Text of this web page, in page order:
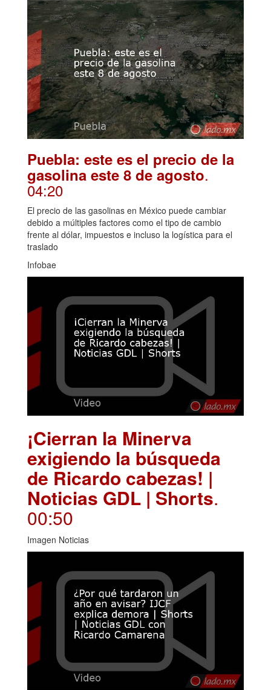
Puebla: este es el precio de la
gasolina este 8 de agosto.
04:20
El precio de las gasolinas en México puede cambiar
debido a múltiples factores como el tipo de cambio
frente al dólar, impuestos e incluso la logística para el
traslado
Infobae
¡Cierran la Minerva
exigiendo la búsqueda
de Ricardo cabezas! |
Noticias GDL | Shorts.
00:50
Imagen Noticias